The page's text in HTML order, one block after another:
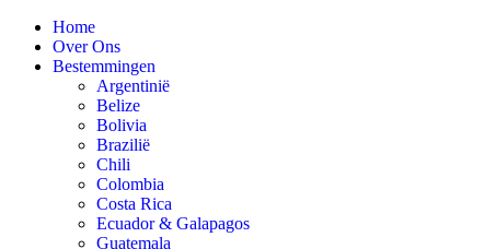
Home
Over Ons
Bestemmingen
Argentinië
Belize
Bolivia
Brazilië
Chili
Colombia
Costa Rica
Ecuador & Galapagos
Guatemala